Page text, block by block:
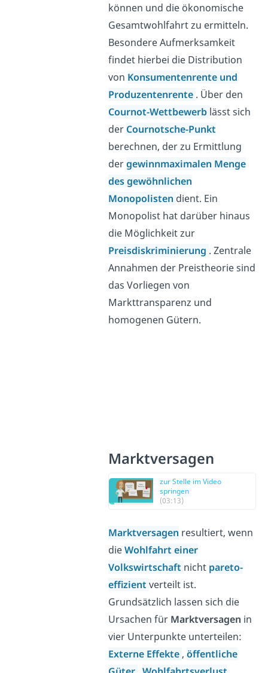
können und die ökonomische
Gesamtwohlfahrt zu ermitteln.
Besondere Aufmerksamkeit
findet hierbei die Distribution
von Konsumentenrente und
Produzentenrente . Über den
Cournot-Wettbewerb lässt sich
der Cournotsche-Punkt
berechnen, der zu Ermittlung
dergewinnmaximalen Menge
des gewöhnlichen
Monopolisten dient. Ein
Monopolist hat darüber hinaus
die Möglichkeit zur
Preisdiskriminierung . Zentrale
Annahmen der Preistheorie sind
das Vorliegen von
Markttransparenz und
homogenen Gütern.
Marktversagen
zur Stelle im Video
springen
(03:13)
Marktversagen resultiert, wenn
dieWohlfahrt einer
Volkswirtschaft nicht pareto-
effizientverteilt ist.
Grundsätzlich lassen sich die
Ursachen für Marktversagen in
vier Unterpunkte unterteilen:
Externe Effekte ,öffentliche